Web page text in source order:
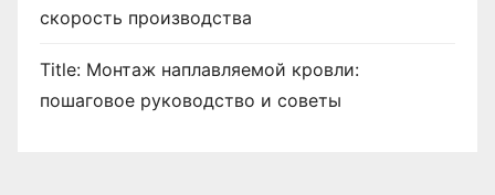
скорость производства
Title: Монтаж наплавляемой кровли:
пошаговое руководство и советы